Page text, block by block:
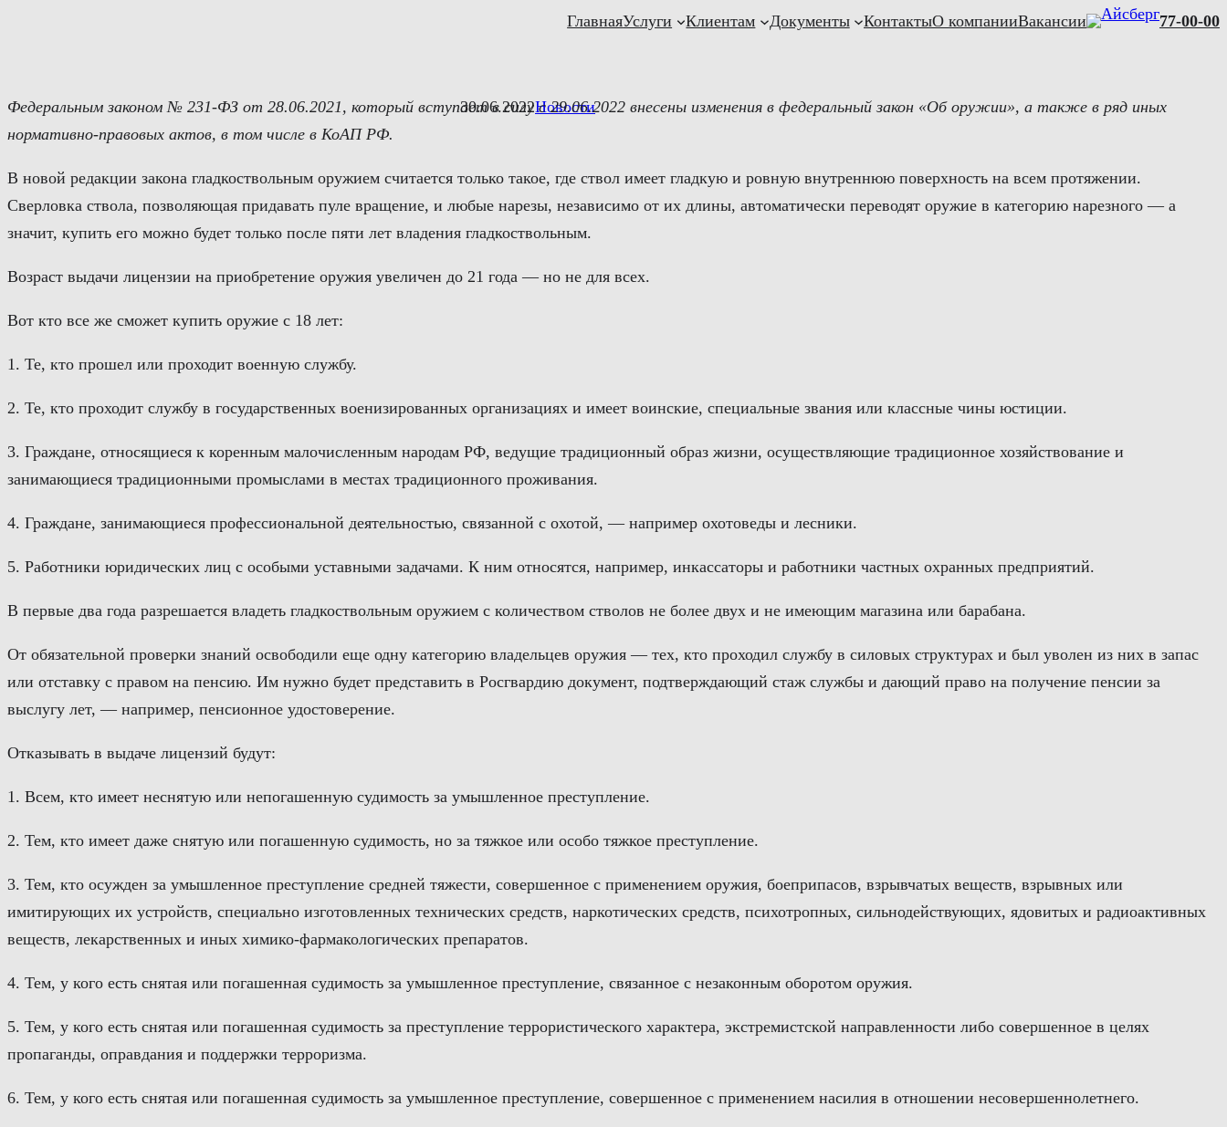
ГлавнаяУслуги Клиентам Документы КонтактыО компанииВакансии 77-00-00
30.06.2022Новости
Федеральным законом № 231-ФЗ от 28.06.2021, который вступает в силу с 29.06.2022 внесены изменения в федеральный закон «Об оружии», а также в ряд иных
нормативно-правовых актов, в том числе в КоАП РФ.
В новой редакции закона гладкоствольным оружием считается только такое, где ствол имеет гладкую и ровную внутреннюю поверхность на всем протяжении.
Сверловка ствола, позволяющая придавать пуле вращение, и любые нарезы, независимо от их длины, автоматически переводят оружие в категорию нарезного — а
значит, купить его можно будет только после пяти лет владения гладкоствольным.
Возраст выдачи лицензии на приобретение оружия увеличен до 21 года — но не для всех.
Вот кто все же сможет купить оружие с 18 лет:
1. Те, кто прошел или проходит военную службу.
2. Те, кто проходит службу в государственных военизированных организациях и имеет воинские, специальные звания или классные чины юстиции.
3. Граждане, относящиеся к коренным малочисленным народам РФ, ведущие традиционный образ жизни, осуществляющие традиционное хозяйствование и
занимающиеся традиционными промыслами в местах традиционного проживания.
4. Граждане, занимающиеся профессиональной деятельностью, связанной с охотой, — например охотоведы и лесники.
5. Работники юридических лиц с особыми уставными задачами. К ним относятся, например, инкассаторы и работники частных охранных предприятий.
В первые два года разрешается владеть гладкоствольным оружием с количеством стволов не более двух и не имеющим магазина или барабана.
От обязательной проверки знаний освободили еще одну категорию владельцев оружия — тех, кто проходил службу в силовых структурах и был уволен из них в запас
или отставку с правом на пенсию. Им нужно будет представить в Росгвардию документ, подтверждающий стаж службы и дающий право на получение пенсии за
выслугу лет, — например, пенсионное удостоверение.
Отказывать в выдаче лицензий будут:
1. Всем, кто имеет неснятую или непогашенную судимость за умышленное преступление.
2. Тем, кто имеет даже снятую или погашенную судимость, но за тяжкое или особо тяжкое преступление.
3. Тем, кто осужден за умышленное преступление средней тяжести, совершенное с применением оружия, боеприпасов, взрывчатых веществ, взрывных или
имитирующих их устройств, специально изготовленных технических средств, наркотических средств, психотропных, сильнодействующих, ядовитых и радиоактивных
веществ, лекарственных и иных химико-фармакологических препаратов.
4. Тем, у кого есть снятая или погашенная судимость за умышленное преступление, связанное с незаконным оборотом оружия.
5. Тем, у кого есть снятая или погашенная судимость за преступление террористического характера, экстремистской направленности либо совершенное в целях
пропаганды, оправдания и поддержки терроризма.
6. Тем, у кого есть снятая или погашенная судимость за умышленное преступление, совершенное с применением насилия в отношении несовершеннолетнего.